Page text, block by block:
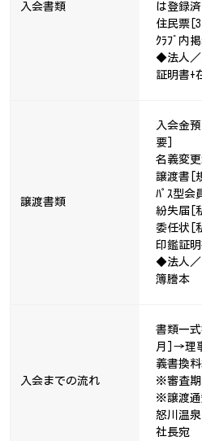
入会書類
は登録
住民票
ｸﾗﾌﾞ内
◆法人／
証明書+
譲渡書類
入会金
要]
名義変
譲渡書[
ﾊﾟｽ型会
紛失届[
委任状[
印鑑証
◆法人／
簿謄本
入会までの流れ
書類一
月]→理
義書換
※審査期
※譲渡通
怒川温
社長宛